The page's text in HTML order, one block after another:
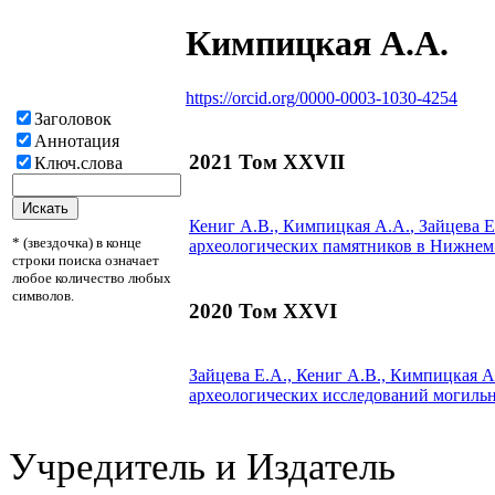
Заголовок
Аннотация
Ключ.слова
* (звездочка) в конце
строки поиска означает
любое количество любых
символов.
Кимпицкая А.А.
https://orcid.org/0000-0003-1030-4254
2021 Том XXVII
Кениг А.В., Кимпицкая А.А., Зайцева
археологических памятников в
2020 Том XXVI
Зайцева Е.А., Кениг А.В., Кимпицкая
археологических исследований
Учредитель и Издатель